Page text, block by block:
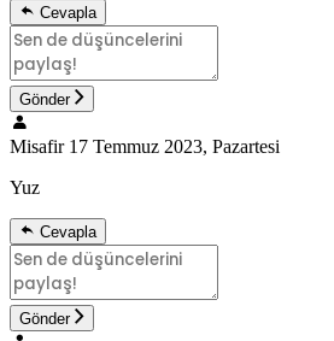
Cevapla
Gönder
Misafir 17 Temmuz 2023, Pazartesi
Yuz
Cevapla
Gönder